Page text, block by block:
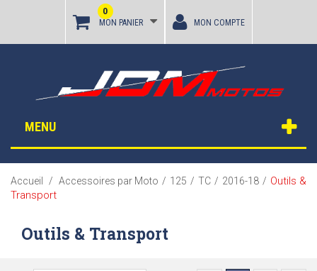
MON PANIER
0
MON COMPTE
MENU
Accueil / Accessoires par Moto / 125 / TC / 2016-18 / Outils &
Transport
Outils & Transport